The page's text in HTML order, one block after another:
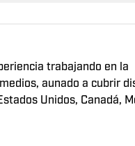
trabajando en la
aunado a cubrir
Unidos, Canadá,